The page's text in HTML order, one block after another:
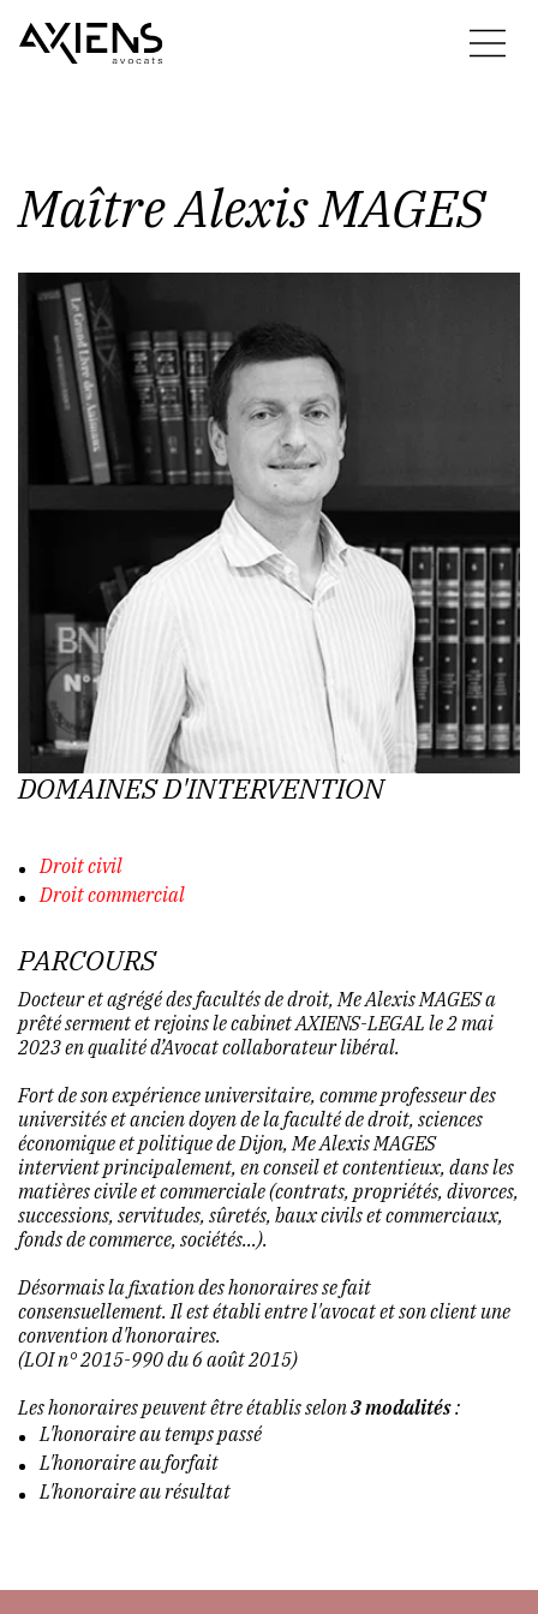
MaîtreAlexisMAGES
Désormais la fixation des honoraires se fait
consensuellement. Il est établi entre l'avocat et son client une
convention d'honoraires.
(LOI n° 2015-990 du 6 août 2015)
Les honoraires peuvent être établis selon3 modalités:
L'honoraire au temps passé
L'honoraire au forfait
L'honoraire au résultat
DOMAINES D'INTERVENTION
Droit civil
Droit commercial
PARCOURS
Docteur et agrégé des facultés de droit, Me Alexis MAGES a
prêté serment et rejoins le cabinet AXIENS-LEGAL le 2 mai
2023 en qualité d’Avocat collaborateur libéral.
Fort de son expérience universitaire, comme professeur des
universités et ancien doyen de la faculté de droit, sciences
économique et politique de Dijon, Me Alexis MAGES
intervient principalement, en conseil et contentieux, dans les
matières civile et commerciale (contrats, propriétés, divorces,
successions, servitudes, sûretés, baux civils et commerciaux,
fonds de commerce, sociétés…).